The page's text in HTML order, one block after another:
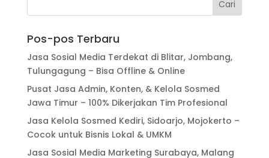
Pos-pos Terbaru
Jasa Sosial Media Terdekat di Blitar, Jombang,
Tulungagung – Bisa Offline & Online
Pusat Jasa Admin, Konten, & Kelola Sosmed
Jawa Timur – 100% Dikerjakan Tim Profesional
Jasa Kelola Sosmed Kediri, Sidoarjo, Mojokerto –
Cocok untuk Bisnis Lokal & UMKM
Jasa Sosial Media Marketing Surabaya, Malang